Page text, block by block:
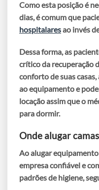
Como esta posição é
dias, é comum que
hospitalaresao invés
Dessa forma, as
crítico da recuperação
conforto de suas casas,
ao equipamento e
locaçãoassim que o
para dormir.
Onde alugar
Ao alugar
empresa confiável e
padrões de higiene,